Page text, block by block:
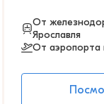
От
Ярославля
От аэропорта